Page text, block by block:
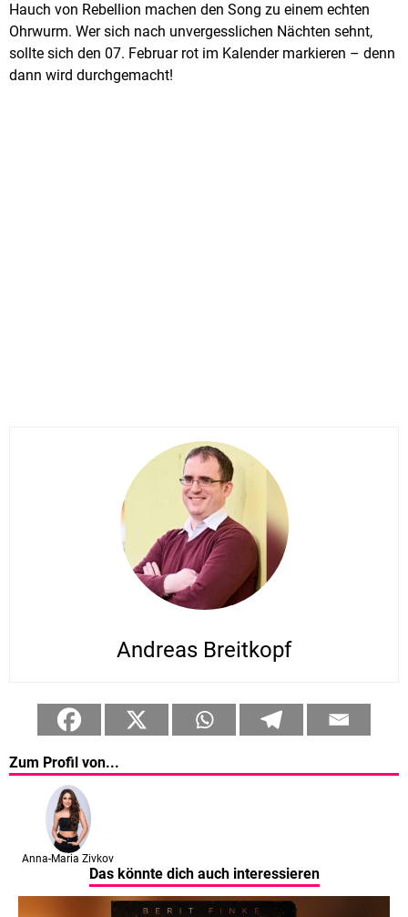
Hauch von Rebellion machen den Song zu einem echten
Ohrwurm. Wer sich nach unvergesslichen Nächten sehnt,
sollte sich den 07. Februar rot im Kalender markieren – denn
dann wird durchgemacht!
Andreas Breitkopf
Zum Profil von...
Anna-Maria Zivkov
Das könnte dich auch interessieren